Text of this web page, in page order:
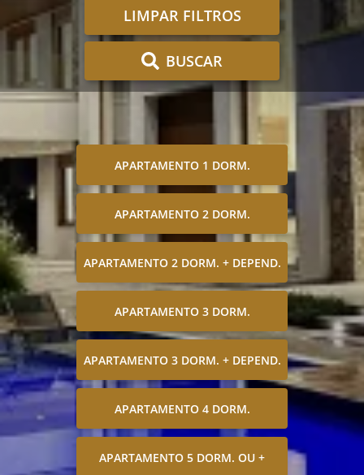
LIMPAR FILTROS
BUSCAR
APARTAMENTO 1 DORM.
APARTAMENTO 2 DORM.
APARTAMENTO 2 DORM. + DEPEND.
APARTAMENTO 3 DORM.
APARTAMENTO 3 DORM. + DEPEND.
APARTAMENTO 4 DORM.
APARTAMENTO 5 DORM. OU +